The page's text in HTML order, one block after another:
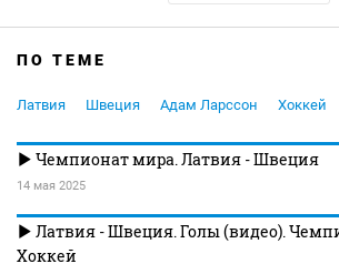
ПО ТЕМЕ
Латвия Швеция Адам Ларссон Хоккей
Чемпионат мира. Латвия - Швеция
14 мая 2025
Латвия - Швеция. Голы (видео).
Хоккей